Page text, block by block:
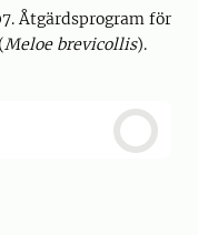
Åtgärdsprogram för
Meloe brevicollis).